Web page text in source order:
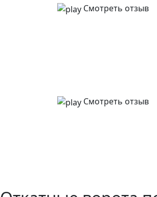
Смотреть отзыв
Смотреть отзыв